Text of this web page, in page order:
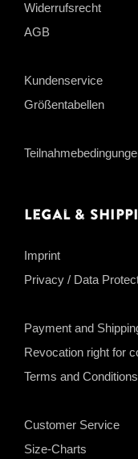
Widerrufsrecht
AGB
Kundenservice
Größentabellen
Legal &
Imprint
Privacy / Data
Payment and
Revocation right for
Terms and Conditions
Customer Service
Size-Charts